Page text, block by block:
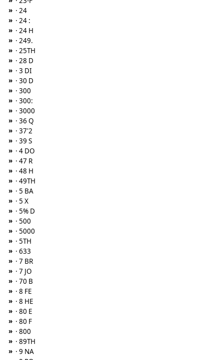
» · 24
» · 24 :
» · 24 H
» · 249.
» · 25TH
» · 28 D
» · 3 DI
» · 30 D
» · 300
» · 300:
» · 3000
» · 36 Q
» · 37'2
» · 39 S
» · 4 DO
» · 47 R
» · 48 H
» · 49TH
» · 5 BA
» · 5 X
» · 5% D
» · 500
» · 5000
» · 5TH
» · 633
» · 7 BR
» · 7 JO
» · 70 B
» · 8 FE
» · 8 HE
» · 80 E
» · 80 F
» · 800
» · 89TH
» · 9 NA